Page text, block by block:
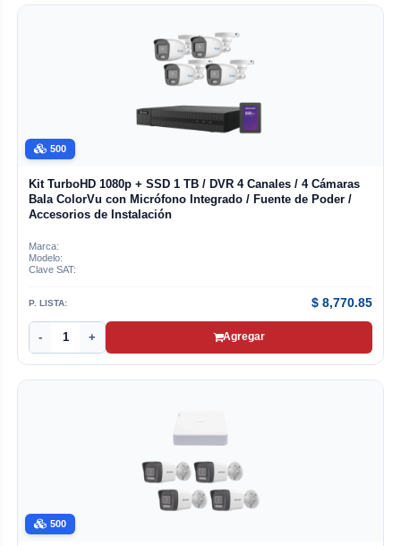
500
Kit TurboHD 1080p + SSD 1 TB / DVR 4 Canales / 4 Cámaras
Bala ColorVu con Micrófono Integrado / Fuente de Poder /
Accesorios de Instalación
Marca:
Modelo:
Clave SAT:
P. LISTA: $ 8,770.85
- + Agregar
500